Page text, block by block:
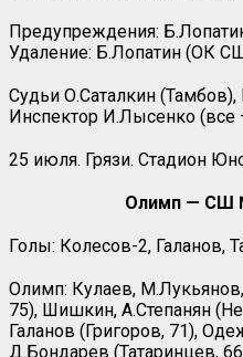
Предупреждения:
Удаление: Б.Лопатин (ОК
Судьи О.Саталкин
Инспектор И.Лысенко (все
25 июля. Грязи. Стадион
Олимп — СШ
Голы: Колесов-2, Галанов,
Олимп: Кулаев,
75), Шишкин, А.Степанян
Галанов (Григоров, 71),
Д.Бондарев (Татаринцев,